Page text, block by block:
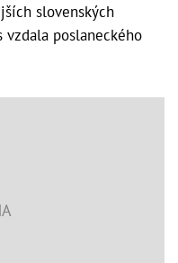
slovenských
poslaneckého